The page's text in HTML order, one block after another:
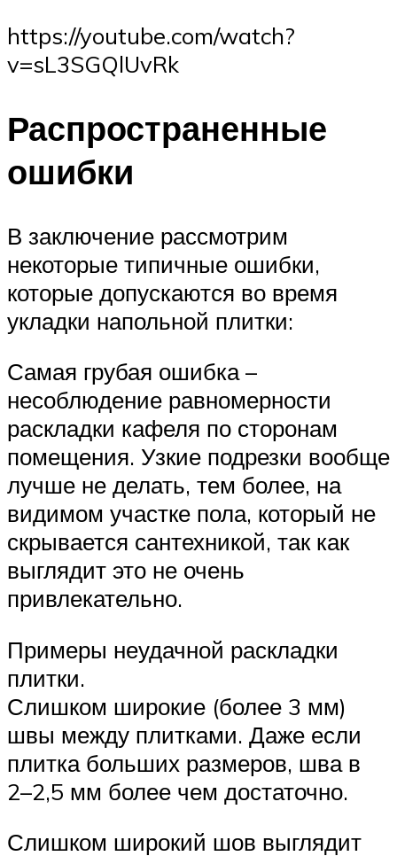
https://youtube.com/watch?
v=sL3SGQlUvRk
Распространенные
ошибки
В заключение рассмотрим
некоторые типичные ошибки,
которые допускаются во время
укладки напольной плитки:
Самая грубая ошибка –
несоблюдение равномерности
раскладки кафеля по сторонам
помещения. Узкие подрезки вообще
лучше не делать, тем более, на
видимом участке пола, который не
скрывается сантехникой, так как
выглядит это не очень
привлекательно.
Примеры неудачной раскладки
плитки.
Слишком широкие (более 3 мм)
швы между плитками. Даже если
плитка больших размеров, шва в
2–2,5 мм более чем достаточно.
Слишком широкий шов выглядит